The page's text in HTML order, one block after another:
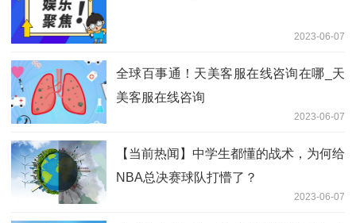
2023-06-07
全球百事通！天美客服在线咨询在哪_天
美客服在线咨询
2023-06-07
【当前热闻】中学生都懂的战术，为何给
NBA总决赛球队打懵了？
2023-06-07